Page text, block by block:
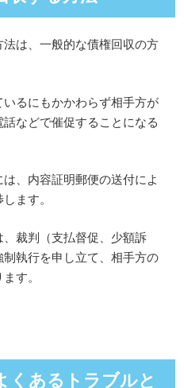
は、一般的な債権回収の方
るにもかかわらず相手方が
などで催促することになる
、内容証明郵便の送付によ
ます。
裁判（支払督促、少額訴
執行を申し立て、相手方の
す。
くあるトラブルと